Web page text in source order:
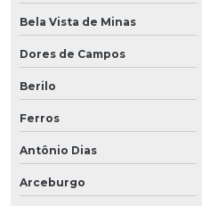
Bela Vista de Minas
Dores de Campos
Berilo
Ferros
Antônio Dias
Arceburgo